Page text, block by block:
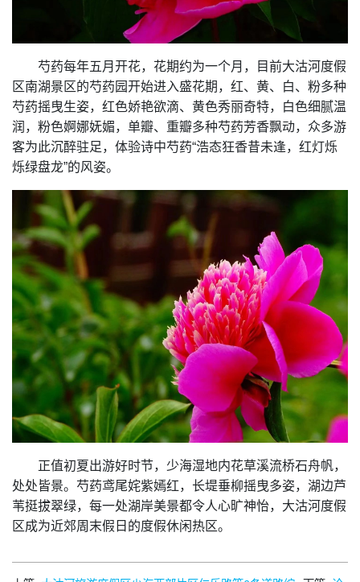
芍药每年五月开花，花期约为一个月，目前大沽河度假
区南湖景区的芍药园开始进入盛花期，红、黄、白、粉多种
芍药摇曳生姿，红色娇艳欲滴、黄色秀丽奇特，白色细腻温
润，粉色婀娜妩媚，单瓣、重瓣多种芍药芳香飘动，众多游
客为此沉醉驻足，体验诗中芍药“浩态狂香昔未逢，红灯烁
烁绿盘龙”的风姿。
正值初夏出游好时节，少海湿地内花草溪流桥石舟帆，
处处皆景。芍药鸢尾姹紫嫣红，长堤垂柳摇曳多姿，湖边芦
苇挺拔翠绿，每一处湖岸美景都令人心旷神怡，大沽河度假
区成为近郊周末假日的度假休闲热区。